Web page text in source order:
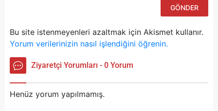
Bu site istenmeyenleri azaltmak için Akismet kullanır.
Yorum verilerinizin nasıl işlendiğini öğrenin.
Ziyaretçi Yorumları - 0 Yorum
Henüz yorum yapılmamış.